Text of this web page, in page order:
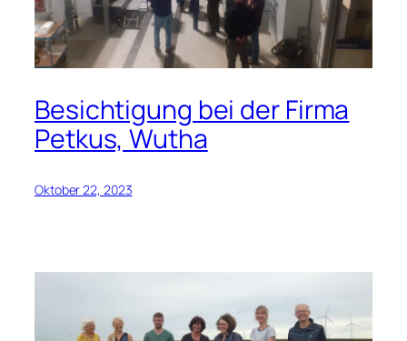
Besichtigung bei der Firma
Petkus, Wutha
Oktober 22, 2023